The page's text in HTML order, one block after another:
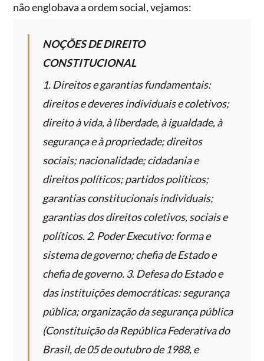
não englobava a ordem social, vejamos:
NOÇÕES DE DIREITO
CONSTITUCIONAL
1. Direitos e garantias fundamentais:
direitos e deveres individuais e coletivos;
direito à vida, à liberdade, à igualdade, à
segurança e à propriedade; direitos
sociais; nacionalidade; cidadania e
direitos políticos; partidos políticos;
garantias constitucionais individuais;
garantias dos direitos coletivos, sociais e
políticos. 2. Poder Executivo: forma e
sistema de governo; chefia de Estado e
chefia de governo. 3. Defesa do Estado e
das instituições democráticas: segurança
pública; organização da segurança pública
(Constituição da República Federativa do
Brasil, de 05 de outubro de 1988, e